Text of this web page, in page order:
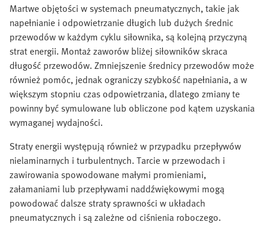
Martwe objętości w systemach pneumatycznych, takie jak
napełnianie i odpowietrzanie długich lub dużych średnic
przewodów w każdym cyklu siłownika, są kolejną przyczyną
strat energii. Montaż zaworów bliżej siłowników skraca
długość przewodów. Zmniejszenie średnicy przewodów może
również pomóc, jednak ograniczy szybkość napełniania, a w
większym stopniu czas odpowietrzania, dlatego zmiany te
powinny być symulowane lub obliczone pod kątem uzyskania
wymaganej wydajności.
Straty energii występują również w przypadku przepływów
nielaminarnych i turbulentnych. Tarcie w przewodach i
zawirowania spowodowane małymi promieniami,
załamaniami lub przepływami naddźwiękowymi mogą
powodować dalsze straty sprawności w układach
pneumatycznych i są zależne od ciśnienia roboczego.